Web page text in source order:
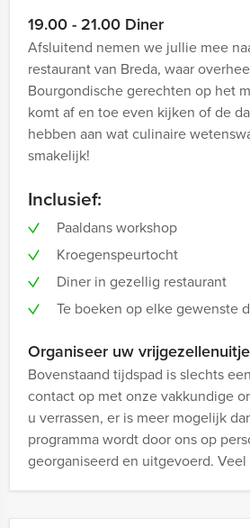
19.00 - 21.00 Diner
Afsluitend nemen we jullie mee
restaurant van Breda, waar
Bourgondische gerechten op het
komt af en toe even kijken of de
hebben aan wat culinaire
smakelijk!
Inclusief:
Paaldans workshop
Kroegenspeurtocht
Diner in gezellig restaurant
Te boeken op elke gewenste
Organiseer uw
Bovenstaand tijdspad is slechts
contact op met onze vakkundige
u verrassen, er is meer mogelijk
programma wordt door ons op
georganiseerd en uitgevoerd.